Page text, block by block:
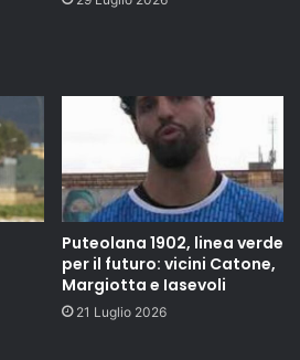
Puteolana 1902, linea verde
per il futuro: vicini Catone,
Margiotta e Iasevoli
21 Luglio 2026